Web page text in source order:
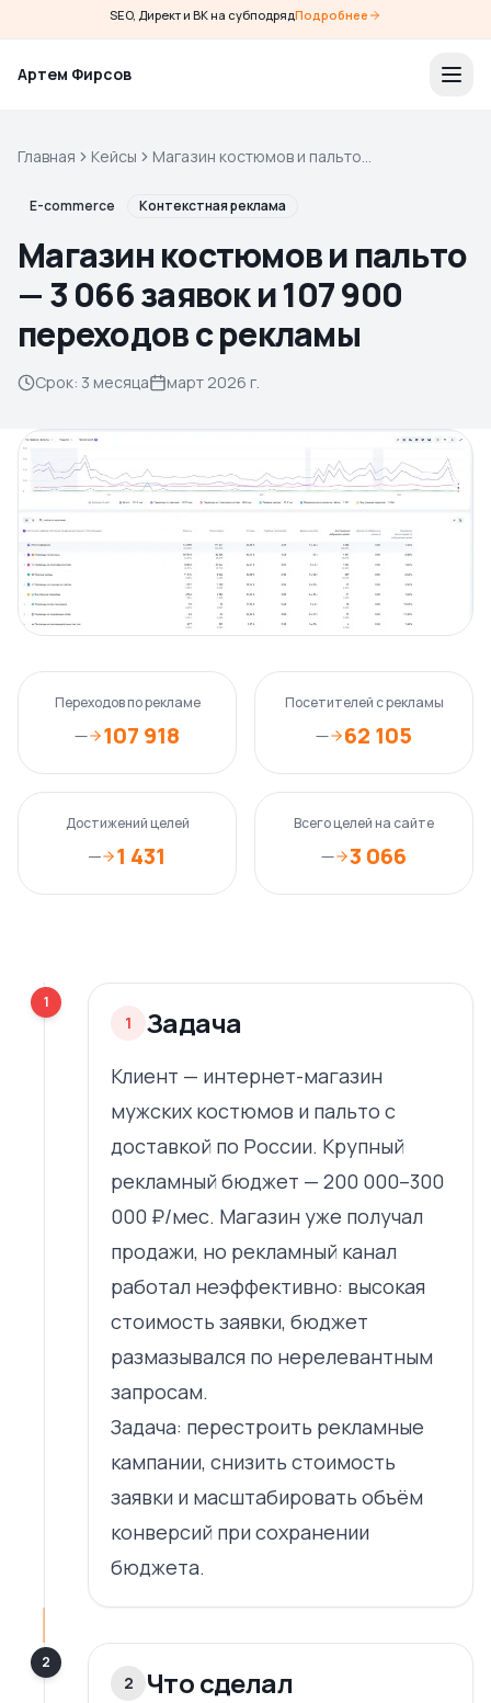
SEO, Директ и ВК на субподрядПодробнее
Артем Фирсов
Главная Кейсы
Магазин костюмов и пальто
переходов с рекламы
E-commerce Контекстная реклама
Магазин костюмов и пальто
— 3 066 заявок и 107 900
переходов с рекламы
Срок: 3 месяца март 2026 г.
Переходов по рекламе
— 107 918
Посетителей с рекламы
— 62 105
Достижений целей
— 1 431
Всего целей на сайте
— 3 066
1
1 Задача
Клиент — интернет-магазин
мужских костюмов и пальто с
доставкой по России. Крупный
рекламный бюджет — 200 000–300
000 ₽/мес. Магазин уже получал
продажи, но рекламный канал
работал неэффективно: высокая
стоимость заявки, бюджет
размазывался по нерелевантным
запросам.
Задача: перестроить рекламные
кампании, снизить стоимость
заявки и масштабировать объём
конверсий при сохранении
бюджета.
2
2 Что сделал